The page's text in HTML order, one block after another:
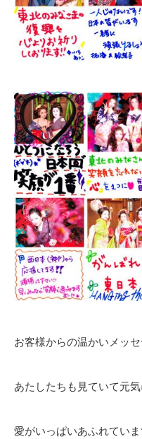
お客様からの温かいメッ
あたしたちも見ていて元
愛がいっぱいあふれていま